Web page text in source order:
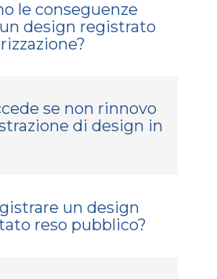
le conseguenze
design registrato
se non rinnovo
di design in
un design
reso pubblico?